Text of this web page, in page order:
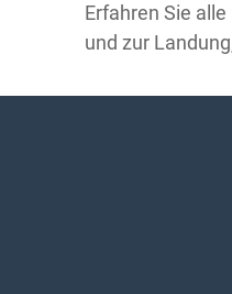
Erfahren Sie
und zur